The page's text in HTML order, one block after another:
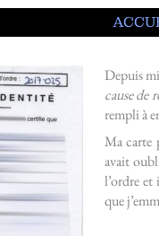
Depuis
cause de
rempli à
Ma carte
avait
l’ordre et
que